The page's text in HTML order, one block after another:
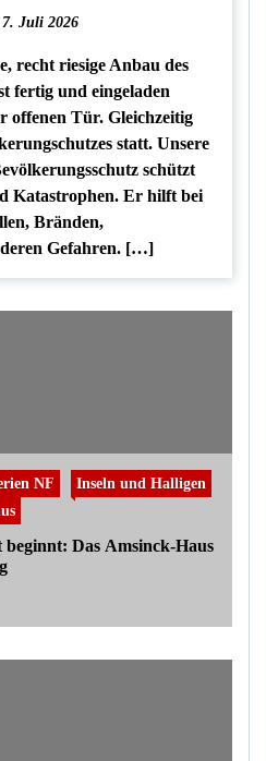
7. Juli 2026
recht riesige Anbau des
fertig und eingeladen
offenen Tür. Gleichzeitig
statt. Unsere
schützt
Katastrophen. Er hilft bei
Bränden,
Gefahren. […]
NF
Inseln und Halligen
Das Amsinck-Haus